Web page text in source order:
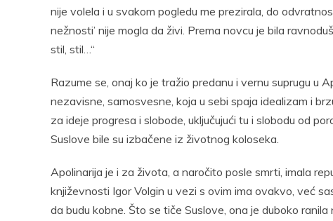
nije volela i u svakom pogledu me prezirala, do
nežnosti’ nije mogla da živi. Prema novcu je bila
stil, stil…“
Razume se, onaj ko je tražio predanu i vernu suprugu u
nezavisne, samosvesne, koja u sebi spaja idealizam i
za ideje progresa i slobode, uključujući tu i slobodu od
Suslove bile su izbačene iz životnog koloseka.
Apolinarija je i za života, a naročito posle smrti, imala
književnosti Igor Volgin u vezi s ovim ima ovakvo, već
da budu kobne. Što se tiče Suslove, ona je duboko